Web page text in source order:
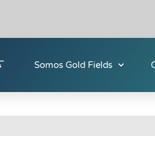
Somos Gold Fields